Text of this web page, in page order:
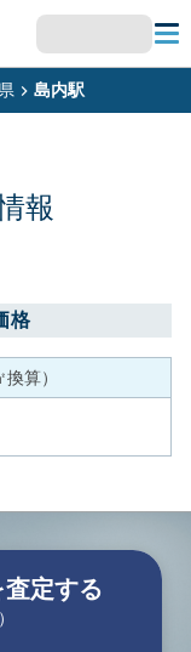
島内駅
報
格
算）
定する